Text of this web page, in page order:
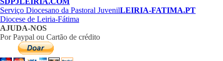
Serviço Diocesano da Pastoral JuvenilLEIRIA-FATIMA.PT
Diocese de Leiria-Fátima
AJUDA-NOS
Por Paypal ou Cartão de crédito